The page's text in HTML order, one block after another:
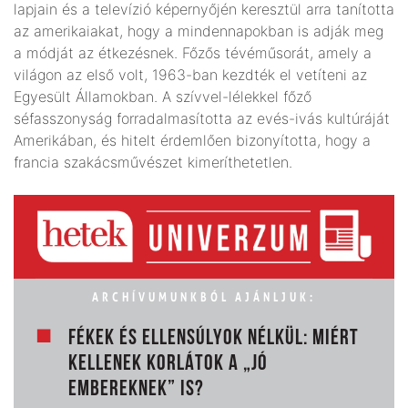
lapjain és a televízió képernyőjén keresztül arra tanította
az amerikaiakat, hogy a mindennapokban is adják meg
a módját az étkezésnek. Főzős tévé­műsorát, amely a
világon az első volt, 1963-ban kezdték el vetíteni az
Egyesült Államokban. A szívvel-lélekkel főző
séfasszonyság forradalmasította az evés-ivás kultúráját
Amerikában, és hitelt érdemlően bizonyította, hogy a
francia szakácsművészet kimeríthetetlen.
ARCHÍVUMUNKBÓL AJÁNLJUK:
FÉKEK ÉS ELLENSÚLYOK NÉLKÜL: MIÉRT
KELLENEK KORLÁTOK A „JÓ
EMBEREKNEK” IS?